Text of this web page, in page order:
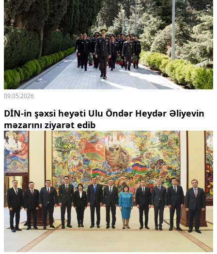
09.05.2026
DİN-in şəxsi heyəti Ulu Öndər Heydər Əliyevin
məzarını ziyarət edib